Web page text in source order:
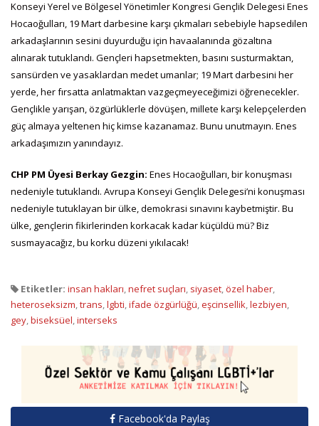
Konseyi Yerel ve Bölgesel Yönetimler Kongresi Gençlik Delegesi Enes
Hocaoğulları, 19 Mart darbesine karşı çıkmaları sebebiyle hapsedilen
arkadaşlarının sesini duyurduğu için havaalanında gözaltına
alınarak tutuklandı. Gençleri hapsetmekten, basını susturmaktan,
sansürden ve yasaklardan medet umanlar; 19 Mart darbesini her
yerde, her fırsatta anlatmaktan vazgeçmeyeceğimizi öğrenecekler.
Gençlikle yarışan, özgürlüklerle dövüşen, millete karşı kelepçelerden
güç almaya yeltenen hiç kimse kazanamaz. Bunu unutmayın. Enes
arkadaşımızın yanındayız.
CHP PM Üyesi Berkay Gezgin: Enes Hocaoğulları, bir konuşması
nedeniyle tutuklandı. Avrupa Konseyi Gençlik Delegesi’ni konuşması
nedeniyle tutuklayan bir ülke, demokrasi sınavını kaybetmiştir. Bu
ülke, gençlerin fikirlerinden korkacak kadar küçüldü mü? Biz
susmayacağız, bu korku düzeni yıkılacak!
Etiketler: insan hakları,nefret suçları, siyaset,özel haber,
heteroseksizm,trans,lgbti,ifade özgürlüğü,eşcinsellik,lezbiyen,
gey,biseksüel,interseks
Facebook'da Paylaş